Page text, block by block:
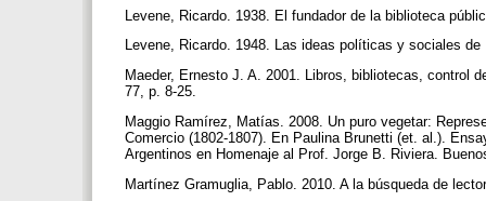
Levene, Ricardo. 1938. El fundador de la biblioteca
Levene, Ricardo. 1948. Las ideas políticas y sociales
Maeder, Ernesto J. A. 2001. Libros, bibliotecas, control
77, p. 8-25.
Maggio Ramírez, Matías. 2008. Un puro vegetar:
Comercio (1802-1807). En Paulina Brunetti (et. al.).
Argentinos en Homenaje al Prof. Jorge B. Riviera.
Martínez Gramuglia, Pablo. 2010. A la búsqueda de